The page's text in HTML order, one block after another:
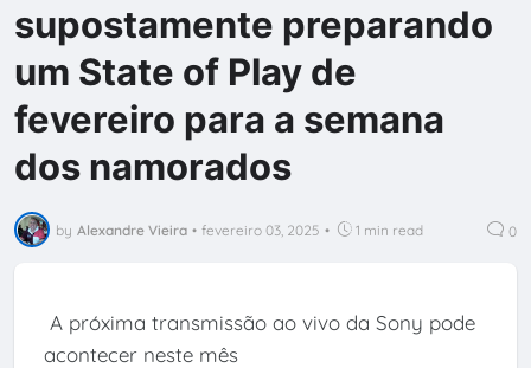
supostamente preparando
um State of Play de
fevereiro para a semana
dos namorados
by Alexandre Vieira • fevereiro 03, 2025 • 1 min read 0
A próxima transmissão ao vivo da Sony pode
acontecer neste mês